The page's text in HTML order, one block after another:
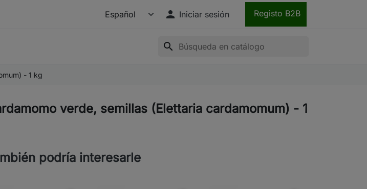
 Iniciar sesión Registo B2B
search
- 1 kg
verde, semillas (Elettaria cardamomum) - 1
podría interesarle